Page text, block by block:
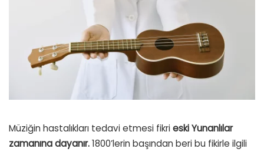
Müziğin hastalıkları tedavi etmesi fikrieski Yunanlılar
zamanına dayanır.1800’lerin başından beri bu fikirle ilgili